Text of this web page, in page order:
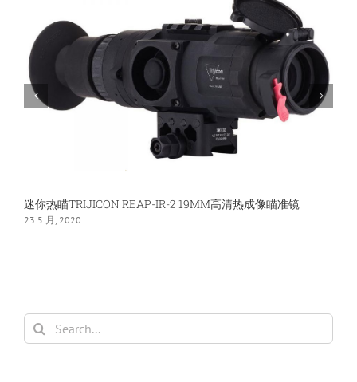
MK3
60MM
迷你热瞄TRIJICON REAP-IR-2 19MM高清热成像瞄准镜
23 5 月, 2020
Search
for: